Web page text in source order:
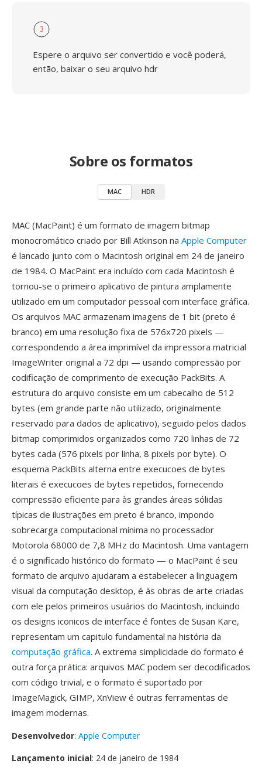
3
Espere o arquivo ser convertido e você poderá,
então, baixar o seu arquivo hdr
Sobre os formatos
MAC HDR
MAC (MacPaint) é um formato de imagem bitmap
monocromático criado por Bill Atkinson na Apple Computer
é lancado junto com o Macintosh original em 24 de janeiro
de 1984. O MacPaint era incluído com cada Macintosh é
tornou-se o primeiro aplicativo de pintura amplamente
utilizado em um computador pessoal com interface gráfica.
Os arquivos MAC armazenam imagens de 1 bit (preto é
branco) em uma resolução fixa de 576x720 pixels —
correspondendo a área imprimível da impressora matricial
ImageWriter original a 72 dpi — usando compressão por
codificação de comprimento de execução PackBits. A
estrutura do arquivo consiste em um cabecalho de 512
bytes (em grande parte não utilizado, originalmente
reservado para dados de aplicativo), seguido pelos dados
bitmap comprimidos organizados como 720 linhas de 72
bytes cada (576 pixels por linha, 8 pixels por byte). O
esquema PackBits alterna entre execucoes de bytes
literais é execucoes de bytes repetidos, fornecendo
compressão eficiente para às grandes áreas sólidas
típicas de ilustrações em preto é branco, impondo
sobrecarga computacional mínima no processador
Motorola 68000 de 7,8 MHz do Macintosh. Uma vantagem
é o significado histórico do formato — o MacPaint é seu
formato de arquivo ajudaram a estabelecer a linguagem
visual da computação desktop, é às obras de arte criadas
com ele pelos primeiros usuários do Macintosh, incluindo
os designs iconicos de interface é fontes de Susan Kare,
representam um capitulo fundamental na história da
computação gráfica. A extrema simplicidade do formato é
outra força prática: arquivos MAC podem ser decodificados
com código trivial, e o formato é suportado por
ImageMagick, GIMP, XnView é outras ferramentas de
imagem modernas.
Desenvolvedor: Apple Computer
Lançamento inicial: 24 de janeiro de 1984